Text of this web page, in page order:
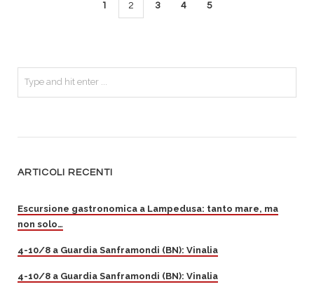
1 2 3 4 5
ARTICOLI RECENTI
Escursione gastronomica a Lampedusa: tanto mare, ma
non solo…
4-10/8 a Guardia Sanframondi (BN): Vinalia
4-10/8 a Guardia Sanframondi (BN): Vinalia